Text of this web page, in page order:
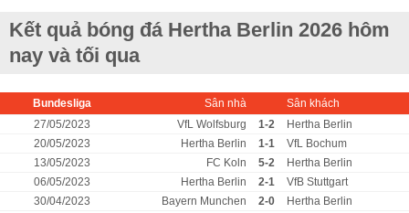
Kết quả bóng đá Hertha Berlin 2026 hôm
nay và tối qua
Bundesliga Sân nhà
Sân khách
27/05/2023
VfL Wolfsburg 1-2
Hertha Berlin
20/05/2023
Hertha Berlin 1-1
VfL Bochum
13/05/2023
FC Koln 5-2
Hertha Berlin
06/05/2023
Hertha Berlin 2-1
VfB Stuttgart
30/04/2023
Bayern Munchen 2-0
Hertha Berlin